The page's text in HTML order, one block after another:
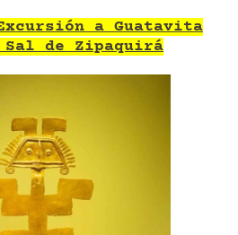
a Guatavita
de Zipaquirá